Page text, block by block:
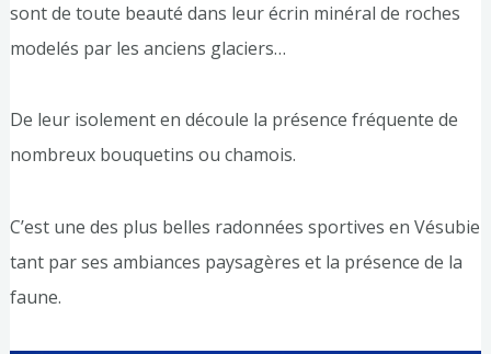
sont de toute beauté dans leur écrin minéral de roches
modelés par les anciens glaciers…
De leur isolement en découle la présence fréquente de
nombreux bouquetins ou chamois.
C’est une des plus belles radonnées sportives en Vésubie
tant par ses ambiances paysagères et la présence de la
faune.